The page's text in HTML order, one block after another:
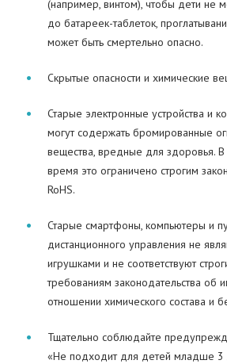
(например, винтом), чтобы дети не
до батареек-таблеток,
может быть смертельно опасно.
Скрытые опасности и химические
Старые электронные устройства и
могут содержать бромированные
вещества, вредные для здоровья. В
время это ограничено строгим
RoHS.
Старые смартфоны, компьютеры и
дистанционного управления не
игрушками и не соответствуют
требованиям законодательства об
отношении химического состава и
Тщательно соблюдайте
«Не подходит для детей младше 3